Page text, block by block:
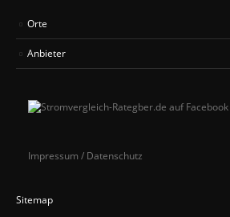
Orte
Anbieter
Impressum / Datenschutz
Sitemap